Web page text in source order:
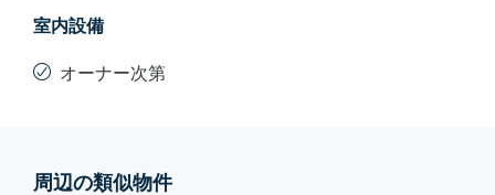
室内設備
オーナー次第
周辺の類似物件